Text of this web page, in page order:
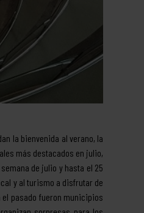
la bienvenida al verano, la
más destacados en julio,
de julio y hasta el 25
y al turismo a disfrutar de
pasado fueron municipios